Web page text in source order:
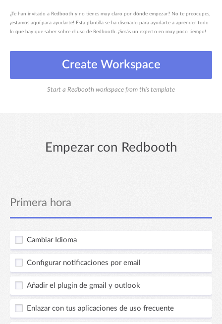
¿Te han invitado a Redbooth y no tienes muy claro por dónde empezar? No te preocupes,
¡estamos aquí para ayudarte! Esta plantilla se ha diseñado para ayudarte a aprender todo
lo que hay que saber sobre el uso de Redbooth. ¡Serás un experto en muy poco tiempo!
Create Workspace
Start a Redbooth workspace from this template
Empezar con Redbooth
Primera hora
Cambiar Idioma
Configurar notificaciones por email
Añadir el plugin de gmail y outlook
Enlazar con tus aplicaciones de uso frecuente